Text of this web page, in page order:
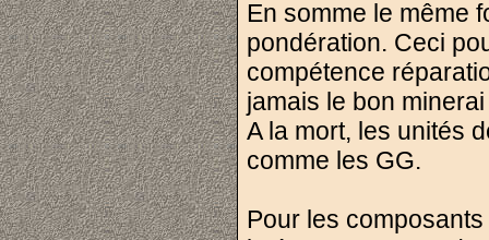
En somme le même
pondération. Ceci
compétence
jamais le bon
A la mort, les unités
comme les GG.
Pour les